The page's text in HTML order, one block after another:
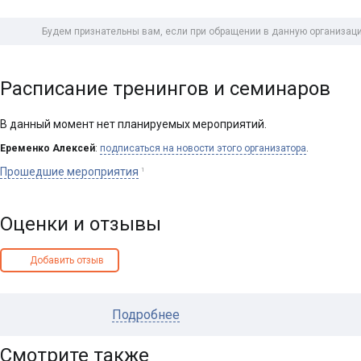
Будем признательны вам, если при обращении в данную
Расписание тренингов и семинаров
В данный момент нет планируемых мероприятий.
Еременко Алексей: подписаться на новости этого организатора.
Прошедшие мероприятия 1
Оценки и отзывы
Добавить отзыв
Подробнее
Смотрите также